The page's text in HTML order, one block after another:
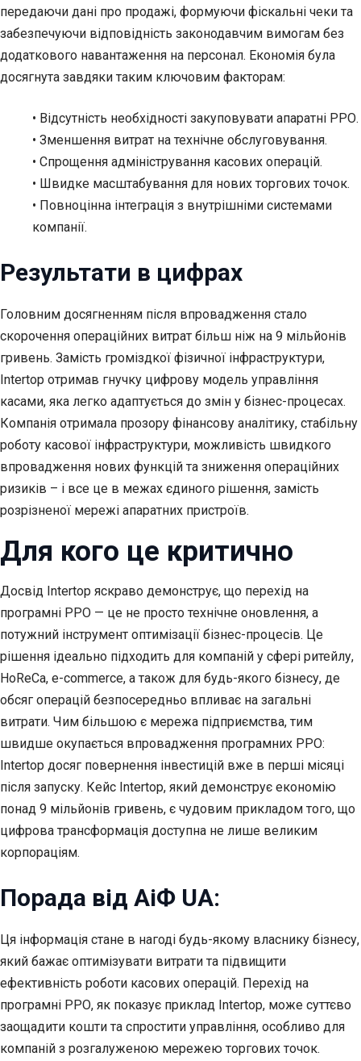
передаючи дані про продажі, формуючи фіскальні чеки та
забезпечуючи відповідність законодавчим вимогам без
додаткового навантаження на персонал. Економія була
досягнута завдяки таким ключовим факторам:
• Відсутність необхідності закуповувати апаратні РРО.
• Зменшення витрат на технічне обслуговування.
• Спрощення адміністрування касових операцій.
• Швидке масштабування для нових торгових точок.
• Повноцінна інтеграція з внутрішніми системами
компанії.
Результати в цифрах
Головним досягненням після впровадження стало
скорочення операційних витрат більш ніж на 9 мільйонів
гривень. Замість громіздкої фізичної інфраструктури,
Intertop отримав гнучку цифрову модель управління
касами, яка легко адаптується до змін у бізнес-процесах.
Компанія отримала прозору фінансову аналітику, стабільну
роботу касової інфраструктури, можливість швидкого
впровадження нових функцій та зниження операційних
ризиків – і все це в межах єдиного рішення, замість
розрізненої мережі апаратних пристроїв.
Для кого це критично
Досвід Intertop яскраво демонструє, що перехід на
програмні РРО — це не просто технічне оновлення, а
потужний інструмент оптимізації бізнес-процесів. Це
рішення ідеально підходить для компаній у сфері ритейлу,
HoReCa, e-commerce, а також для будь-якого бізнесу, де
обсяг операцій безпосередньо впливає на загальні
витрати. Чим більшою є мережа підприємства, тим
швидше окупається впровадження програмних РРО:
Intertop досяг повернення інвестицій вже в перші місяці
після запуску. Кейс Intertop, який демонструє економію
понад 9 мільйонів гривень, є чудовим прикладом того, що
цифрова трансформація доступна не лише великим
корпораціям.
Порада від АіФ UA:
Ця інформація стане в нагоді будь-якому власнику бізнесу,
який бажає оптимізувати витрати та підвищити
ефективність роботи касових операцій. Перехід на
програмні РРО, як показує приклад Intertop, може суттєво
заощадити кошти та спростити управління, особливо для
компаній з розгалуженою мережею торгових точок.